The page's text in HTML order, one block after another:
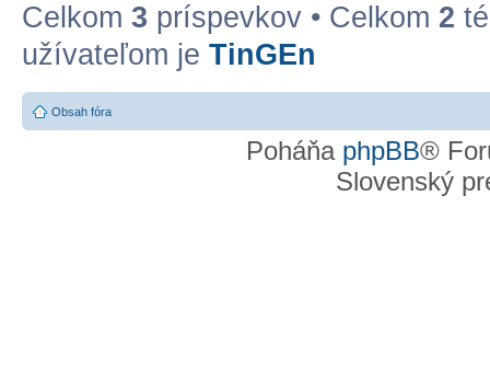
Celkom 3 príspevkov • Celkom 2
užívateľom je TinGEn
Obsah fóra
Poháňa phpBB®
Slovenský